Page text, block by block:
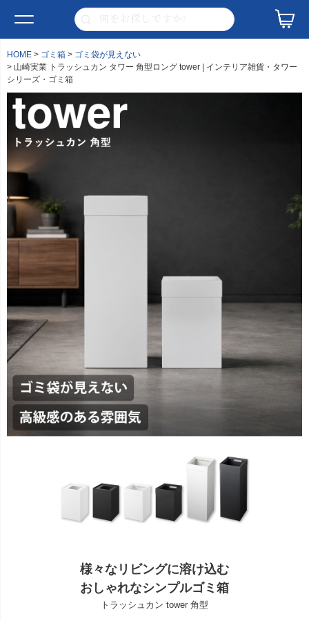
HOME ゴミ箱
ゴミ袋が見えない
山崎実業 トラッシュカン タワー 角型ロング tower | インテリア雑貨・タワー
シリーズ・ゴミ箱
様々なリビングに溶け込む
おしゃれなシンプルゴミ箱
トラッシュカン tower 角型